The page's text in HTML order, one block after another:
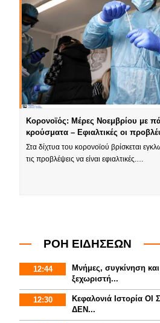
Κορονοϊός: Μέρες Νοεμβρίου με
κρούσματα – Εφιαλτικές οι
Στα δίχτυα του κορονοϊού βρίσκεται
τις προβλέψεις να είναι εφιαλτικές.…
ΡΟΗ ΕΙΔΗΣΕΩΝ
12:44
Μνήμες, συγκίνηση
ξεχωριστή...
12:30
Κεφαλονιά Ιστορία
ΔΕΝ...